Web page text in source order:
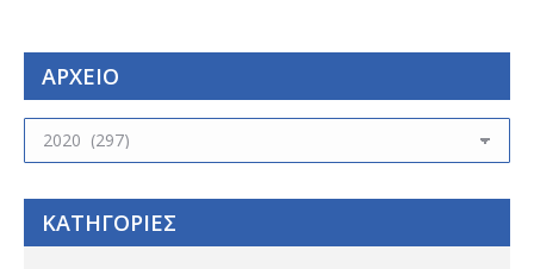
ΑΡΧΕΙΟ
ΑΡΧΕΙΟ
ΚΑΤΗΓΟΡΙΕΣ